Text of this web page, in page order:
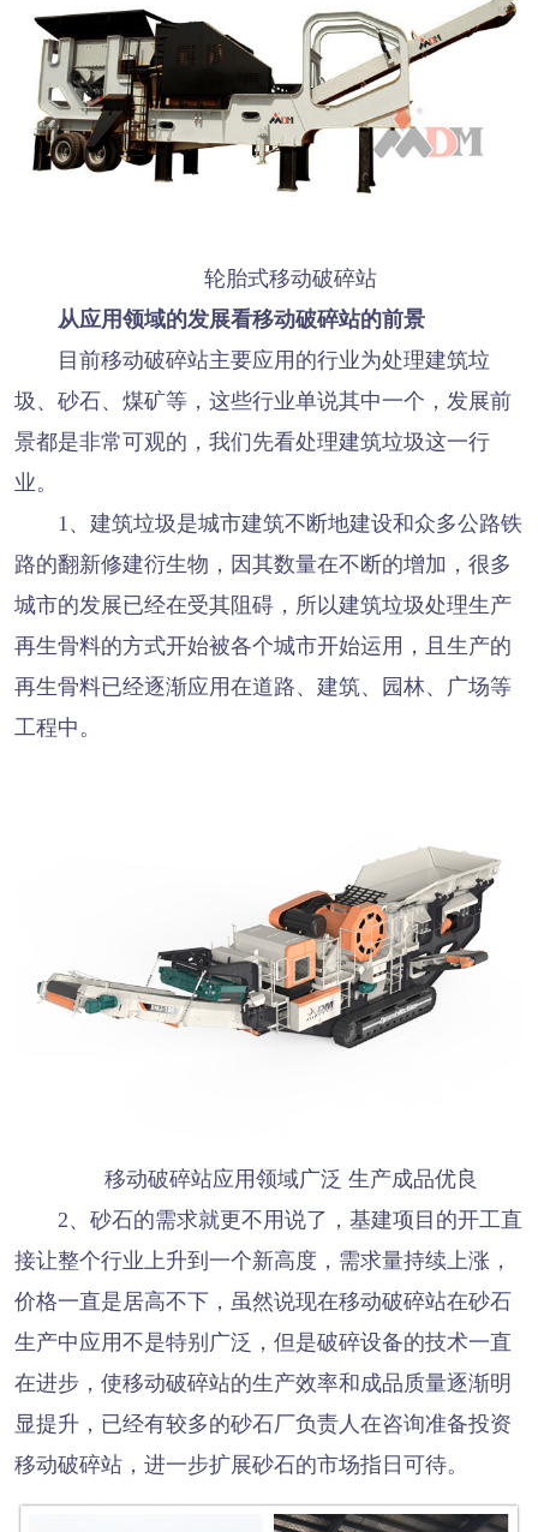
轮胎式移动破碎站
从应用领域的发展看移动破碎站的前景
目前移动破碎站主要应用的行业为处理建筑垃
圾、砂石、煤矿等，这些行业单说其中一个，发展前
景都是非常可观的，我们先看处理建筑垃圾这一行
业。
1、建筑垃圾是城市建筑不断地建设和众多公路铁
路的翻新修建衍生物，因其数量在不断的增加，很多
城市的发展已经在受其阻碍，所以建筑垃圾处理生产
再生骨料的方式开始被各个城市开始运用，且生产的
再生骨料已经逐渐应用在道路、建筑、园林、广场等
工程中。
移动破碎站应用领域广泛 生产成品优良
2、砂石的需求就更不用说了，基建项目的开工直
接让整个行业上升到一个新高度，需求量持续上涨，
价格一直是居高不下，虽然说现在移动破碎站在砂石
生产中应用不是特别广泛，但是破碎设备的技术一直
在进步，使移动破碎站的生产效率和成品质量逐渐明
显提升，已经有较多的砂石厂负责人在咨询准备投资
移动破碎站，进一步扩展砂石的市场指日可待。